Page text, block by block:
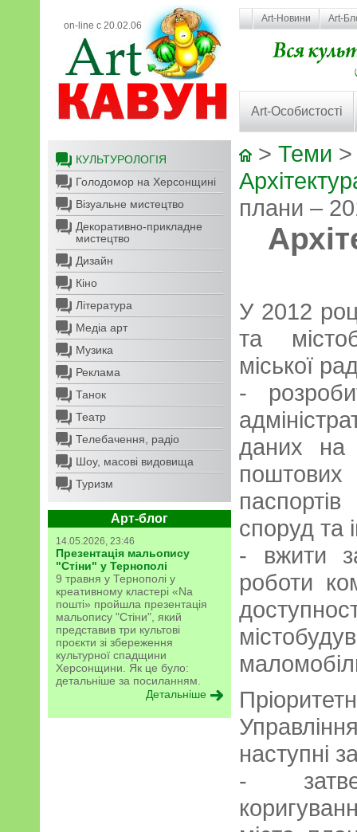
on-line с 20.02.06
Art-Новини Art-
Art-Особистості
КУЛЬТУРОЛОГІЯ
Голодомор на Херсонщині
Візуальне мистецтво
Декоративно-прикладне
мистецтво
Дизайн
Кіно
Література
Медіа арт
Музика
Реклама
Танок
Театр
Телебачення, радіо
Шоу, масові видовища
Туризм
Арт-блог
14.05.2026, 23:46
Презентація мальопису
"Стіни" у Тернополі
9 травня у Тернополі у
креативному кластері «Na
пошті» пройшла презентація
мальопису "Стіни", який
представив три культові
проєкти зі збереження
культурної спадщини
Херсонщини. Як це було:
детальніше за посиланням.
Детальніше
> Теми
плани –
У 2012
та
міської
-
даних на
споруд та
- вжити
роботи
наступні
-